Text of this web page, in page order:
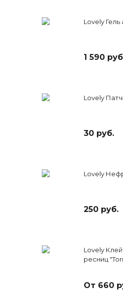
Lovely
1 590
Lovely
30 руб.
Lovely
250 руб.
Lovely
ресниц
От 660